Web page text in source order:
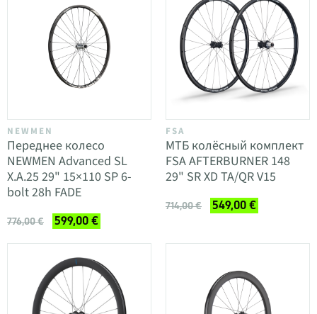
NEWMEN
Переднее колесо
NEWMEN Advanced SL
X.A.25 29" 15×110 SP 6-
bolt 28h FADE
776,00 € 599,00 €
FSA
МТБ колёсный комплект
FSA AFTERBURNER 148
29" SR XD TA/QR V15
714,00 € 549,00 €